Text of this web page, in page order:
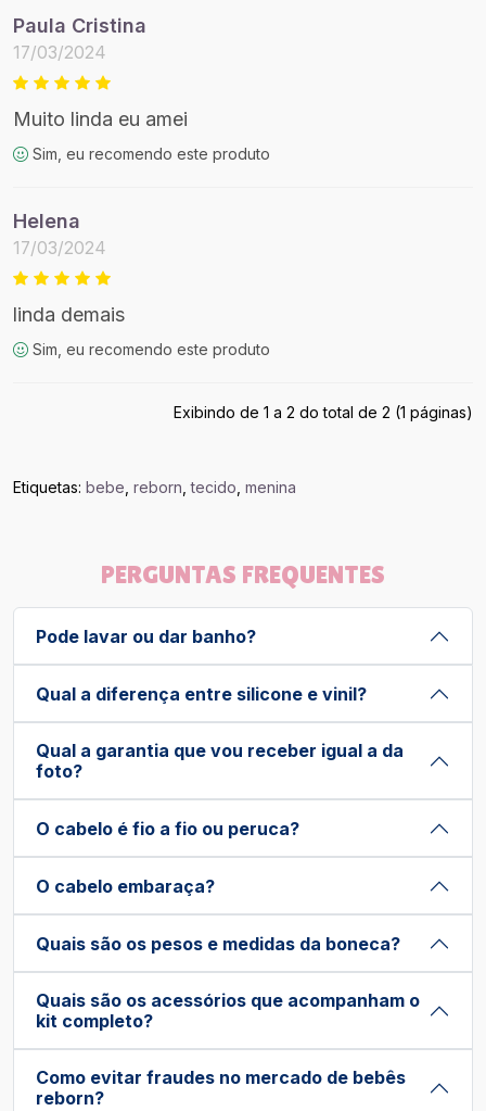
Paula Cristina
17/03/2024
Muito linda eu amei
Sim, eu recomendo este produto
Helena
17/03/2024
linda demais
Sim, eu recomendo este produto
Exibindo de 1 a 2 do total de 2 (1 páginas)
Etiquetas: bebe reborn ,tecido menina
PERGUNTAS FREQUENTES
Pode lavar ou dar banho?
Qual a diferença entre silicone e vinil?
Qual a garantia que vou receber igual a da
foto?
O cabelo é fio a fio ou peruca?
O cabelo embaraça?
Quais são os pesos e medidas da boneca?
Quais são os acessórios que acompanham o
kit completo?
Como evitar fraudes no mercado de bebês
reborn?